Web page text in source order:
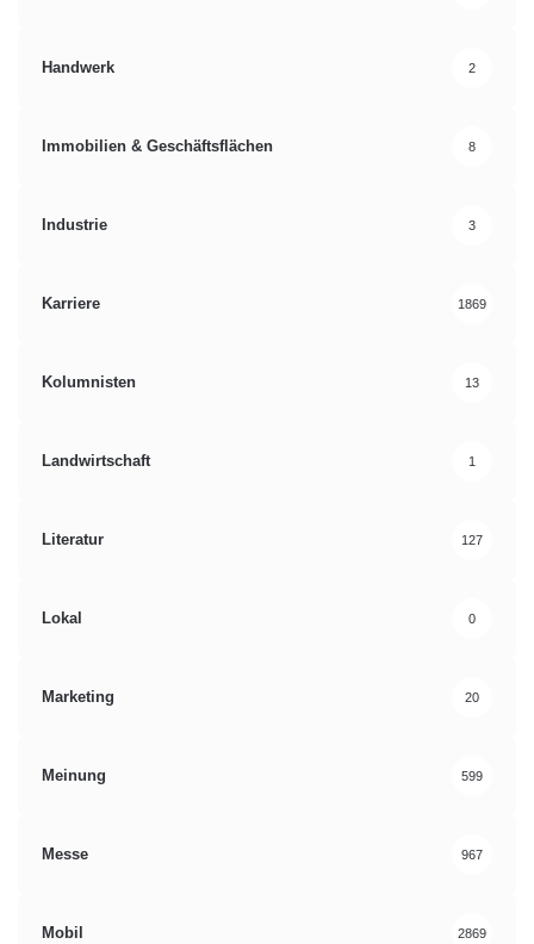
Handwerk 2
Immobilien & Geschäftsflächen 8
Industrie 3
Karriere 1869
Kolumnisten 13
Landwirtschaft 1
Literatur 127
Lokal 0
Marketing 20
Meinung 599
Messe 967
Mobil 2869